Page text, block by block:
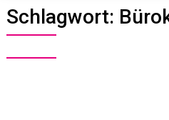
Schlagwort: